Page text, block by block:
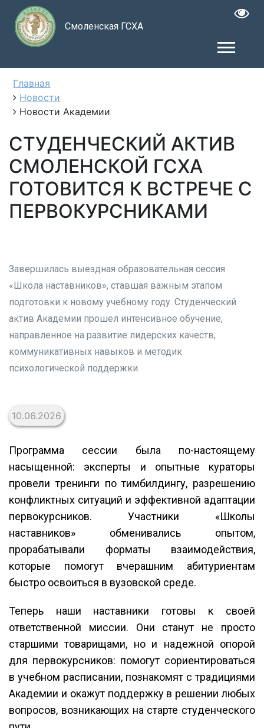
Смоленская ГСХА
Главная
Новости
Новости Академии
СТУДЕНЧЕСКИЙ АКТИВ
СМОЛЕНСКОЙ ГСХА
ГОТОВИТСЯ К ВСТРЕЧЕ С
ПЕРВОКУРСНИКАМИ
Завершилась выездная образовательная сессия
«Школа наставников», ставшая важным этапом
подготовки к новому учебному году. Студенческий
актив Академии прошел интенсивное обучение,
направленное на развитие лидерских качеств,
коммуникативных навыков и методик
психологической поддержки.
10.06.2026
Программа сессии была по-настоящему
насыщенной: эксперты и опытные кураторы
провели тренинги по тимбилдингу, разрешению
конфликтных ситуаций и эффективной адаптации
первокурсников. Участники «Школы
наставников» обменивались опытом,
прорабатывали форматы взаимодействия,
которые помогут вчерашним абитуриентам
быстро освоиться в вузовской среде.
Теперь наши наставники готовы к своей
ответственной миссии. Они станут не просто
старшими товарищами, но и надежной опорой
для первокурсников: помогут сориентироваться
в учебном расписании, познакомят с традициями
Академии и окажут поддержку в решении любых
вопросов, возникающих на старте студенческого